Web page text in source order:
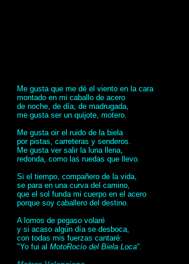
Me gusta que me dé el viento en la cara
montado en mi caballo de acero
de noche, de día, de madrugada,
me gusta ser un quijote, motero.
Me gusta oir el ruido de la biela
por pistas, carreteras y senderos.
Me gusta ver salir la luna llena,
redonda, como las ruedas que llevo.
Si el tiempo, compañero de la vida,
se para en una curva del camino,
que el sol funda mi cuerpo en el acero
porque soy caballero del destino.
A lomos de pegaso volaré
y si acaso algún día se desboca,
con todas mis fuerzas cantaré:
"Yo fui al MotoRocío del Biela Loca".